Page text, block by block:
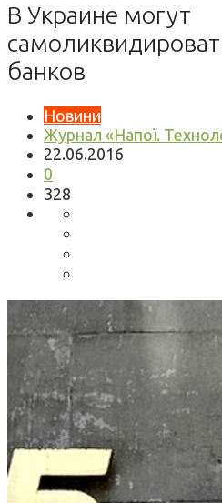
В Украине могут
банков
Новини
Журнал «Напої.
22.06.2016
0
328